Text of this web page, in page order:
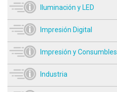
Iluminación y LED
Impresión Digital
Impresión y Consumbles
Industria